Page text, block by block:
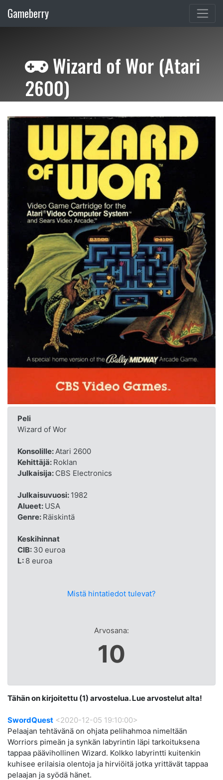
Gameberry
Wizard of Wor (Atari
2600)
Peli
Wizard of Wor
Konsolille: Atari 2600
Kehittäjä: Roklan
Julkaisija: CBS Electronics
Julkaisuvuosi: 1982
Alueet: USA
Genre: Räiskintä
Keskihinnat
CIB: 30 euroa
L: 8 euroa
Mistä hintatiedot tulevat?
Arvosana:
10
Tähän on kirjoitettu (1) arvostelua. Lue arvostelut alta!
SwordQuest <2020-12-05 19:10:00>
Pelaajan tehtävänä on ohjata pelihahmoa nimeltään
Worriors pimeän ja synkän labyrintin läpi tarkoituksena
tappaa päävihollinen Wizard. Kolkko labyrintti kuitenkin
kuhisee erilaisia olentoja ja hirviöitä jotka yrittävät tappaa
pelaajan ja syödä hänet.